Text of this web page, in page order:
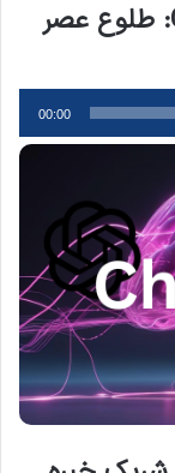
پادکست مقاله : معرفی GPT-5: طلوع عصر
00:00